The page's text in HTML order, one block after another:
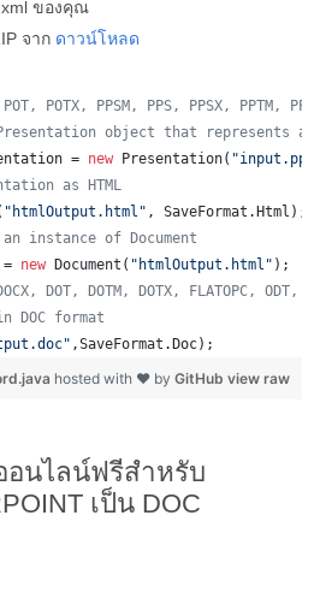
ของคุณ
จาก ดาวน์โหลด
POTX, PPSM, PPS, PPSX, PPTM,
object that represents a
= new Presentation(
as HTML
"htmlOutput.html" , SaveFormat . Html );
instance of Document
= new Document ( "htmlOutput.html" );
DOT, DOTM, DOTX, FLATOPC,
DOC format
,SaveFormat . Doc);
view raw
hosted with ❤ by GitHub
อนไลน์ฟรีสำหรับ
เป็น DOC